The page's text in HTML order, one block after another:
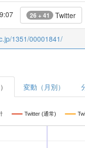
26 + 41 Twitter
1351/00001841/
変動（月別）
Twitter (通常)